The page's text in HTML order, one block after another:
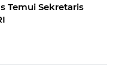
Temui Sekretaris